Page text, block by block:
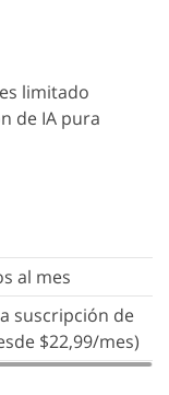
limitado
de IA pura
al mes
suscripción de
$22,99/mes)